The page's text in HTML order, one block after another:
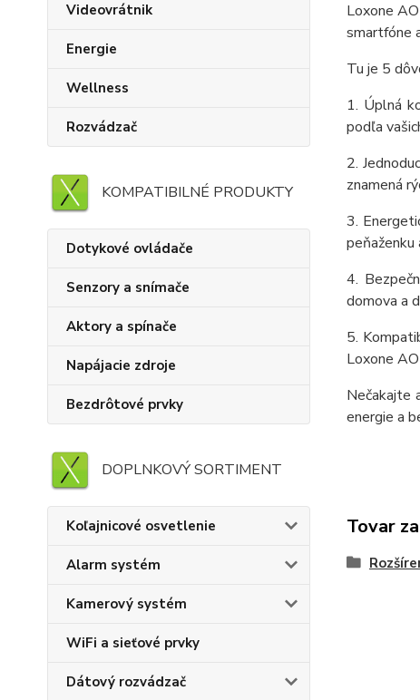
Videovrátnik
Energie
Wellness
Rozvádzač
KOMPATIBILNÉ PRODUKTY
Dotykové ovládače
Senzory a snímače
Aktory a spínače
Napájacie zdroje
Bezdrôtové prvky
DOPLNKOVÝ SORTIMENT
Koľajnicové osvetlenie
Alarm systém
Kamerový systém
WiFi a sieťové prvky
Dátový rozvádzač
Loxone
smartfóne
Tu je 5
1. Úplná
podľa
2.
znamená
3.
4.
domova a
5.
Loxone
Nečakajte
energie a
Tovar